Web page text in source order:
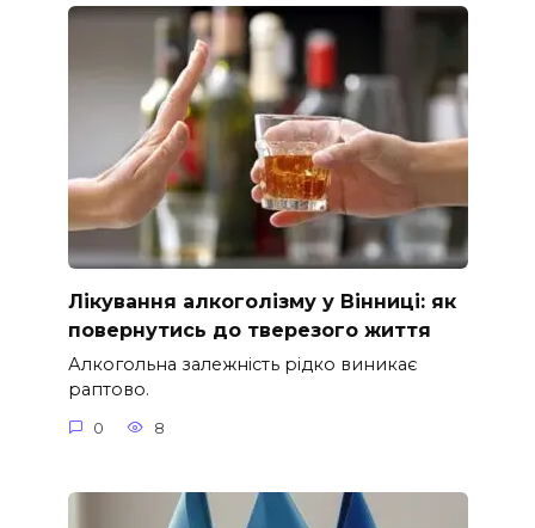
Лікування алкоголізму у Вінниці: як
повернутись до тверезого життя
Алкогольна залежність рідко виникає
раптово.
0 8